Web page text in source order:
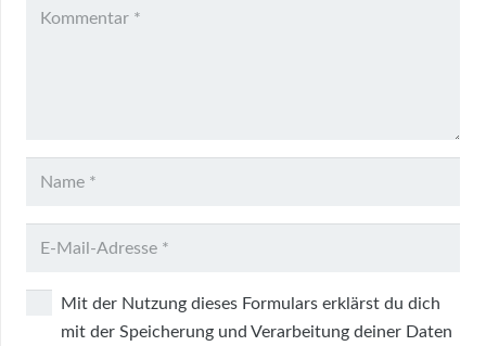
Mit der Nutzung dieses Formulars erklärst du dich
mit der Speicherung und Verarbeitung deiner Daten